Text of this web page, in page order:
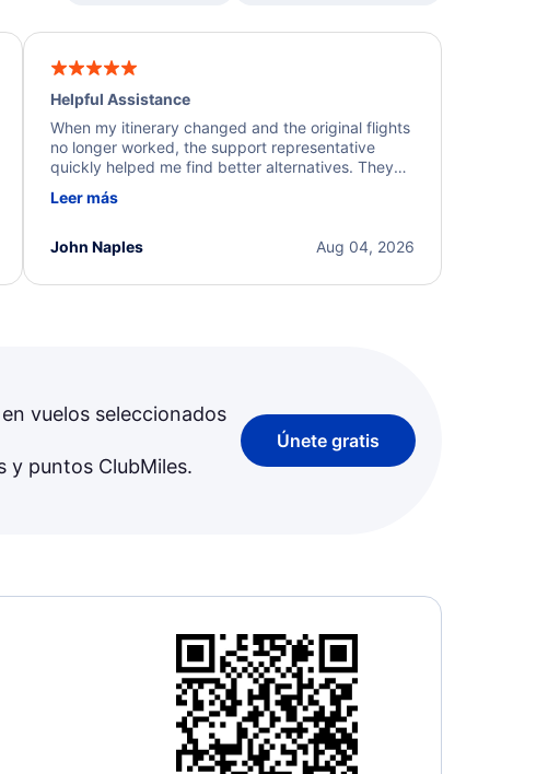
Helpful Assistance
When my itinerary changed and the original flights
no longer worked, the support representative
quickly helped me find better alternatives. They
beyond to resolve the issue. I'm grateful for the
Leer más
Aug 04, 2026
John Naples
en vuelos seleccionados
y puntos ClubMiles.
Únete gratis